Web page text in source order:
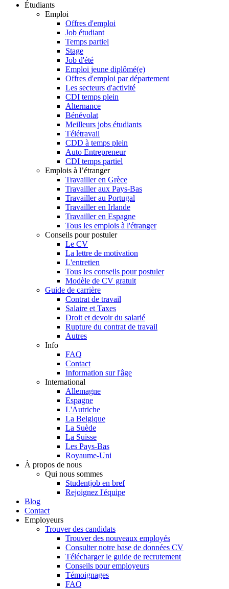
Étudiants
Emploi
Offres d'emploi
Job étudiant
Temps partiel
Stage
Job d'été
Emploi jeune diplômé(e)
Offres d'emploi par département
Les secteurs d'activité
CDI temps plein
Alternance
Bénévolat
Meilleurs jobs étudiants
Télétravail
CDD à temps plein
Auto Entrepreneur
CDI temps partiel
Emplois à l’étranger
Travailler en Grèce
Travailler aux Pays-Bas
Travailler au Portugal
Travailler en Irlande
Travailler en Espagne
Tous les emplois à l'étranger
Conseils pour postuler
Le CV
La lettre de motivation
L'entretien
Tous les conseils pour postuler
Modèle de CV gratuit
Guide de carrière
Contrat de travail
Salaire et Taxes
Droit et devoir du salarié
Rupture du contrat de travail
Autres
Info
FAQ
Contact
Information sur l'âge
International
Allemagne
Espagne
L'Autriche
La Belgique
La Suède
La Suisse
Les Pays-Bas
Royaume-Uni
À propos de nous
Qui nous sommes
Studentjob en bref
Rejoignez l'équipe
Blog
Contact
Employeurs
Trouver des candidats
Trouver des nouveaux employés
Consulter notre base de données CV
Télécharger le guide de recrutement
Conseils pour employeurs
Témoignages
FAQ